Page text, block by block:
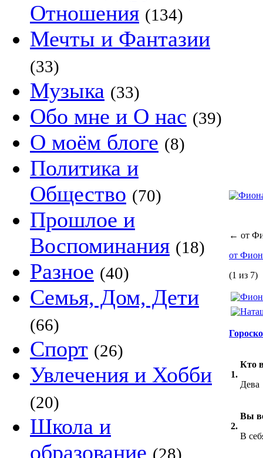
Отношения (134)
Мечты и Фантазии
(33)
Музыка (33)
Обо мне и О нас (39)
О моём блоге (8)
Политика и
Общество (70)
Прошлое и
Воспоминания (18)
Разное (40)
Семья, Дом, Дети
(66)
Спорт (26)
Увлечения и Хобби
(20)
Школа и
образование (28)
← от
от
(1 из 7)
1.
Кто
Дева
2.
Вы
В